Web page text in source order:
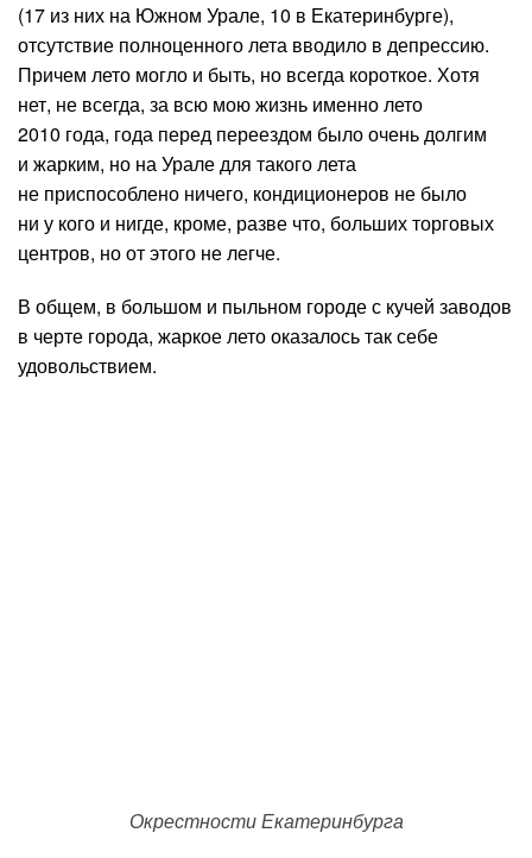
(17 из них на Южном Урале, 10 в Екатеринбурге),
отсутствие полноценного лета вводило в депрессию.
Причем лето могло и быть, но всегда короткое. Хотя
нет, не всегда, за всю мою жизнь именно лето
2010 года, года перед переездом было очень долгим
и жарким, но на Урале для такого лета
не приспособлено ничего, кондиционеров не было
ни у кого и нигде, кроме, разве что, больших торговых
центров, но от этого не легче.
В общем, в большом и пыльном городе с кучей заводов
в черте города, жаркое лето оказалось так себе
удовольствием.
Окрестности Екатеринбурга